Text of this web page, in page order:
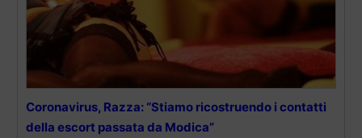
Coronavirus, Razza: “Stiamo ricostruendo i contatti
della escort passata da Modica”